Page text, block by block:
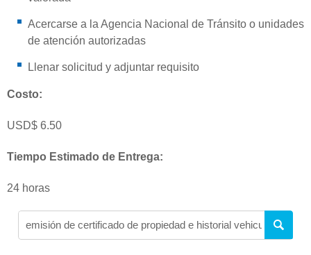
Acercarse a la Agencia Nacional de Tránsito o unidades
de atención autorizadas
Llenar solicitud y adjuntar requisito
Costo:
USD$ 6.50
Tiempo Estimado de Entrega:
24 horas